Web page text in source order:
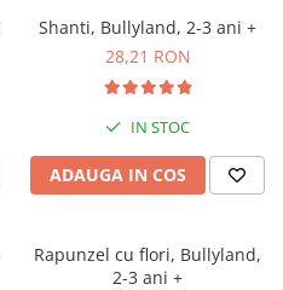
Shanti, Bullyland, 2-3 ani +
28,21 RON
IN STOC
ADAUGA IN COS
Rapunzel cu flori, Bullyland,
2-3 ani +